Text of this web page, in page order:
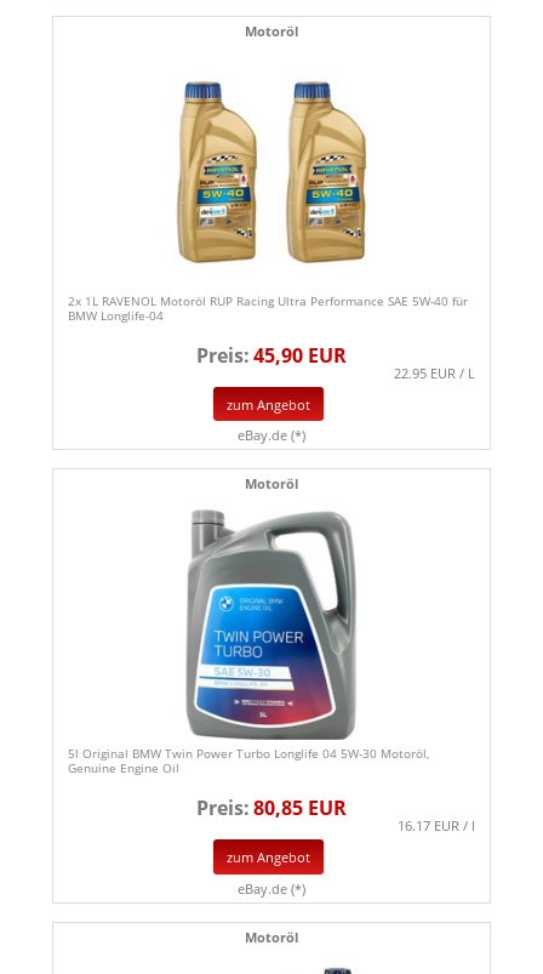
Motoröl
2x 1L RAVENOL Motoröl RUP Racing Ultra Performance SAE 5W-40 für
BMW Longlife-04
Preis:45,90 EUR
22.95 EUR / L
zum Angebot
eBay.de (*)
Motoröl
5l Original BMW Twin Power Turbo Longlife 04 5W-30 Motoröl,
Genuine Engine Oil
Preis:80,85 EUR
16.17 EUR / l
zum Angebot
eBay.de (*)
Motoröl